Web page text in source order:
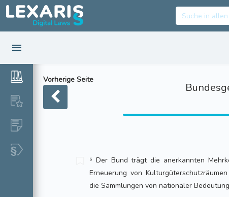
Vorherige Seite
⁵ Der Bund trägt die anerkannten
Erneuerung von
die Sammlungen von nationaler